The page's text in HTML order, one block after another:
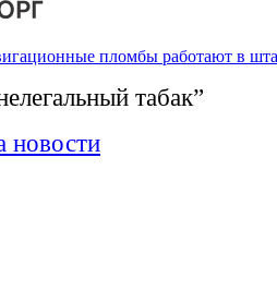
пломбы работают в
табак”
новости